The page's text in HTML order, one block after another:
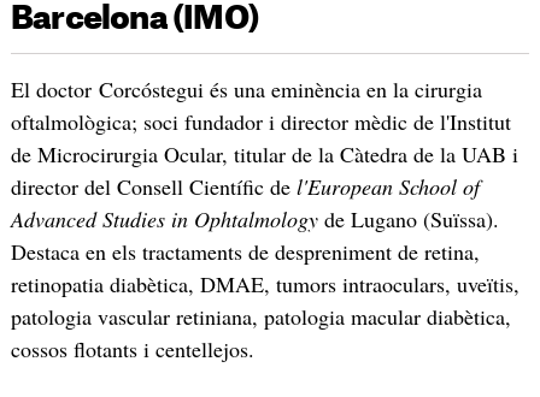
Barcelona (IMO)
El doctor Corcóstegui és una eminència en la cirurgia
oftalmològica; soci fundador i director mèdic de l'Institut
de Microcirurgia Ocular, titular de la Càtedra de la UAB i
director del Consell Científic de l'European School of
Advanced Studies in Ophtalmologyde Lugano (Suïssa).
Destaca en els tractaments de despreniment de retina,
retinopatia diabètica, DMAE, tumors intraoculars, uveïtis,
patologia vascular retiniana, patologia macular diabètica,
cossos flotants i centellejos.